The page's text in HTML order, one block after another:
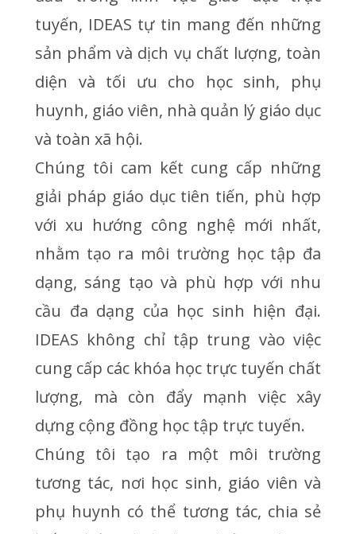
tuyến, IDEAS tự tin mang đến những
sản phẩm và dịch vụ chất lượng, toàn
diện và tối ưu cho học sinh, phụ
huynh, giáo viên, nhà quản lý giáo dục
và toàn xã hội.
Chúng tôi cam kết cung cấp những
giải pháp giáo dục tiên tiến, phù hợp
với xu hướng công nghệ mới nhất,
nhằm tạo ra môi trường học tập đa
dạng, sáng tạo và phù hợp với nhu
cầu đa dạng của học sinh hiện đại.
IDEAS không chỉ tập trung vào việc
cung cấp các khóa học trực tuyến chất
lượng, mà còn đẩy mạnh việc xây
dựng cộng đồng học tập trực tuyến.
Chúng tôi tạo ra một môi trường
tương tác, nơi học sinh, giáo viên và
phụ huynh có thể tương tác, chia sẻ